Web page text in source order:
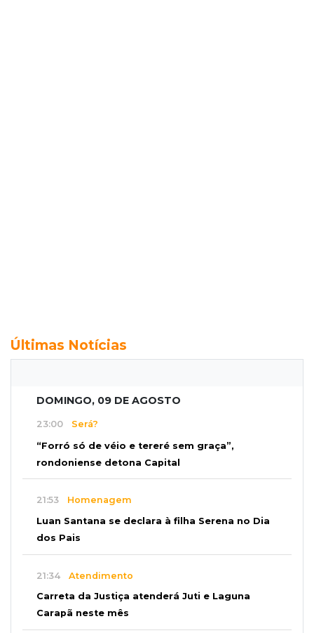
Últimas Notícias
DOMINGO, 09 DE AGOSTO
23:00 Será?
“Forró só de véio e tereré sem graça”,
rondoniense detona Capital
21:53 Homenagem
Luan Santana se declara à filha Serena no Dia
dos Pais
21:34 Atendimento
Carreta da Justiça atenderá Juti e Laguna
Carapã neste mês